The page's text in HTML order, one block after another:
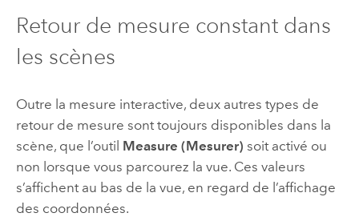
Retour de mesure constant dans
les scènes
Outre la mesure interactive, deux autres types de
retour de mesure sont toujours disponibles dans la
scène, que l’outil Measure (Mesurer) soit activé ou
non lorsque vous parcourez la vue. Ces valeurs
s’affichent au bas de la vue, en regard de l’affichage
des coordonnées.